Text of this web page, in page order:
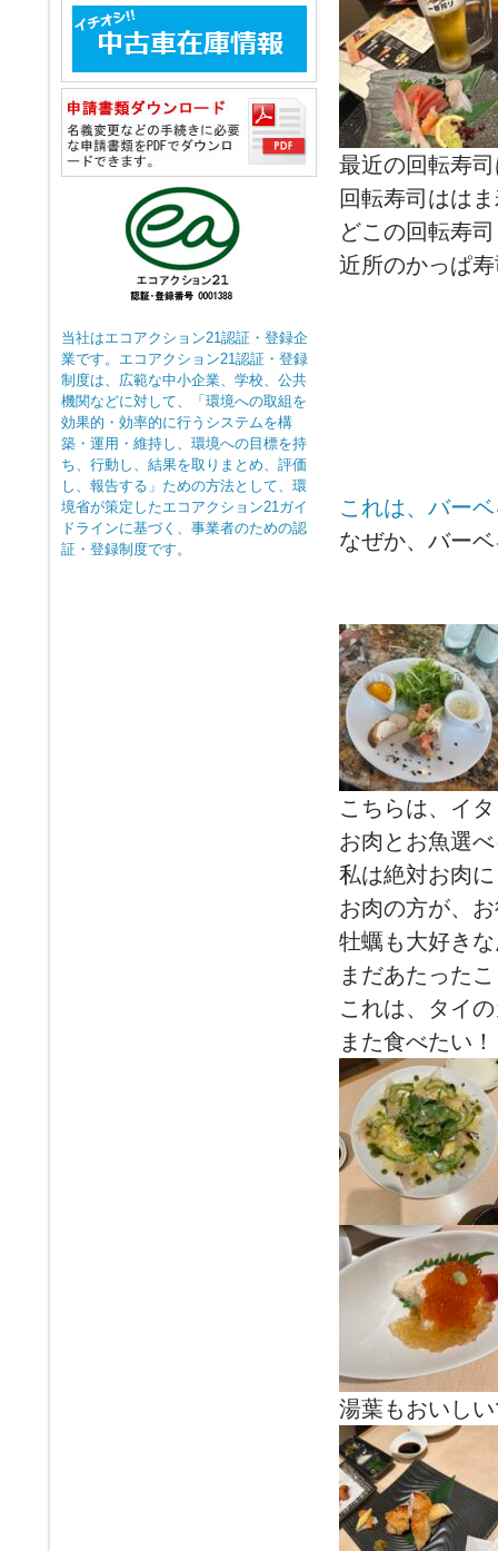
当社はエコアクション21認証・登録企
業です。エコアクション21認証・登録
制度は、広範な中小企業、学校、公共
機関などに対して、「環境への取組を
効果的・効率的に行うシステムを構
築・運用・維持し、環境への目標を持
ち、行動し、結果を取りまとめ、評価
し、報告する」ための方法として、環
境省が策定したエコアクション21ガイ
ドラインに基づく、事業者のための認
証・登録制度です。
最近の回転寿
回転寿司はは
どこの回転寿
近所のかっぱ
これは、バー
なぜか、バー
こちらは、イ
お肉とお魚選
私は絶対お肉
お肉の方が、
牡蠣も大好き
まだあたった
これは、タイ
また食べたい！
湯葉もおいし